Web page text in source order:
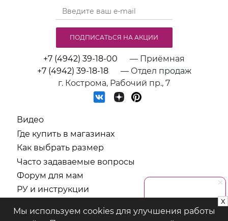
+7 (4942) 39-18-00
— Приёмная
+7 (4942) 39-18-18
— Отдел продаж
г. Кострома, Рабочий пр., 7
Видео
Где купить в магазинах
Как выбрать размер
Часто задаваемые вопросы
Форум для мам
РУ и инструкции
Политика обработки персональных данных
ПОДПИСАТЬСЯ НА АКЦИИ
Мы используем cookies для улучшения работы
x